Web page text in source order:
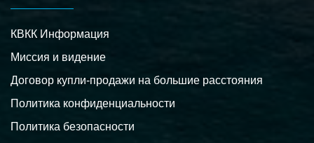
КВКК Информация
Миссия и видение
Договор купли-продажи на большие расстояния
Политика конфиденциальности
Политика безопасности